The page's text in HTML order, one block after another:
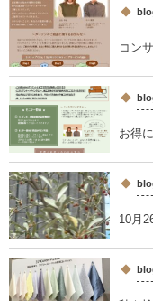
コン
お得
10月